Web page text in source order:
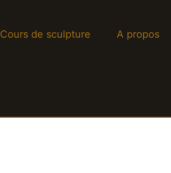
Cours de sculpture A propos